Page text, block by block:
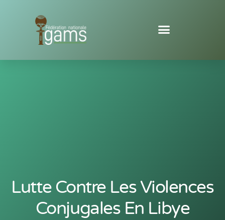
Lutte Contre Les Violences
Conjugales En Libye